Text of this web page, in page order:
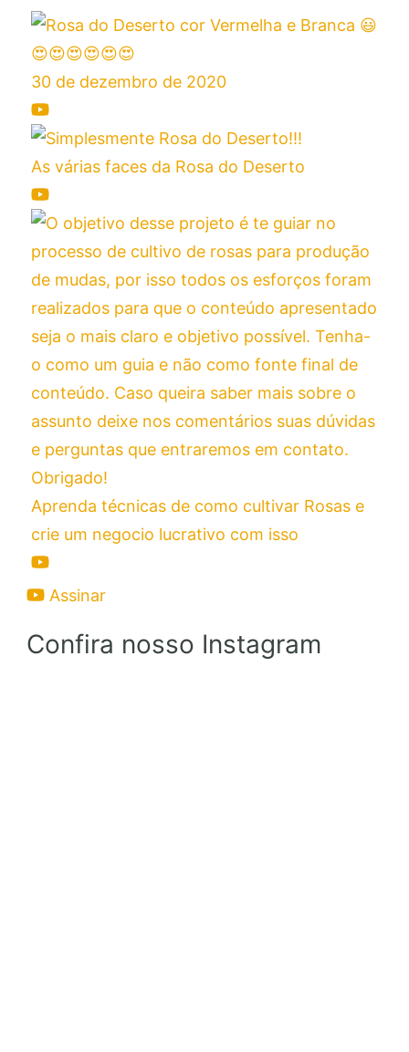
30 de dezembro de 2020
As várias faces da Rosa do Deserto
Aprenda técnicas de como cultivar Rosas e
crie um negocio lucrativo com isso
Assinar
Confira nosso Instagram